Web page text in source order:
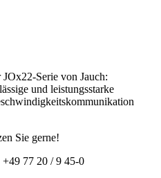
Serie von Jauch:
und leistungsstarke
Sie gerne!
+49 77 20 / 9 45-0